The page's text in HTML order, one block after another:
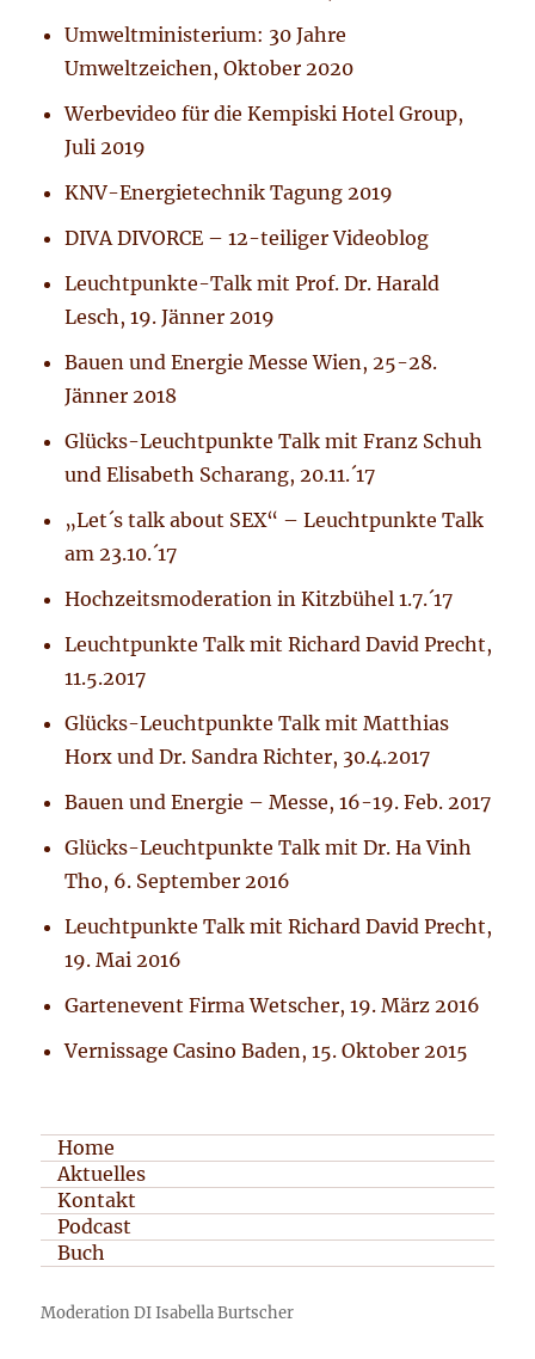
Umweltministerium: 30 Jahre
Umweltzeichen, Oktober 2020
Werbevideo für die Kempiski Hotel Group,
Juli 2019
KNV-Energietechnik Tagung 2019
DIVA DIVORCE – 12-teiliger Videoblog
Leuchtpunkte-Talk mit Prof. Dr. Harald
Lesch, 19. Jänner 2019
Bauen und Energie Messe Wien, 25-28.
Jänner 2018
Glücks-Leuchtpunkte Talk mit Franz Schuh
und Elisabeth Scharang, 20.11.´17
„Let´s talk about SEX“ – Leuchtpunkte Talk
am 23.10.´17
Hochzeitsmoderation in Kitzbühel 1.7.´17
Leuchtpunkte Talk mit Richard David Precht,
11.5.2017
Glücks-Leuchtpunkte Talk mit Matthias
Horx und Dr. Sandra Richter, 30.4.2017
Bauen und Energie – Messe, 16-19. Feb. 2017
Glücks-Leuchtpunkte Talk mit Dr. Ha Vinh
Tho, 6. September 2016
Leuchtpunkte Talk mit Richard David Precht,
19. Mai 2016
Gartenevent Firma Wetscher, 19. März 2016
Vernissage Casino Baden, 15. Oktober 2015
Home
Aktuelles
Kontakt
Podcast
Buch
Moderation DI Isabella Burtscher